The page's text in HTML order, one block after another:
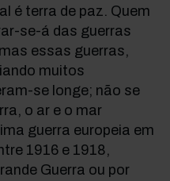
é terra de paz. Quem
se-á das guerras
essas guerras,
muitos
se longe; não se
o ar e o mar
guerra europeia em
1916 e 1918,
Guerra ou por